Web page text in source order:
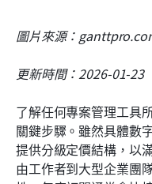
圖片來源：
更新時間：2026-01-23
了解任何專案管理工具
關鍵步驟。雖然具體數
提供分級定價結構，以
由工作者到大型企業團